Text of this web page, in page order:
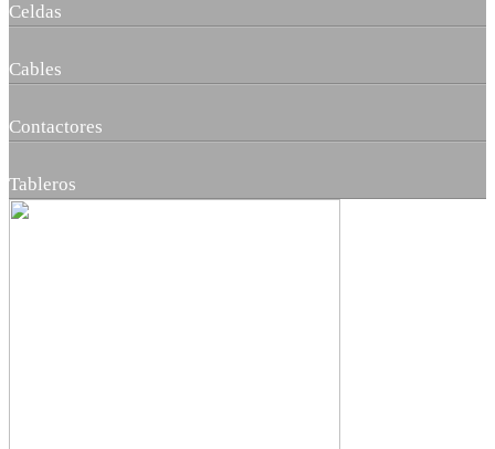
Celdas
Cables
Contactores
Tableros